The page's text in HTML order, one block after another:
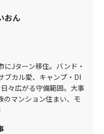
おん
Jターン移住。バンド・
ブカル愛、キャンプ・DI
々広がる守備範囲。大事
のマンション住まい、モ